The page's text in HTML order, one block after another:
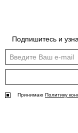
Подпишитесь и
Принимаю Политику